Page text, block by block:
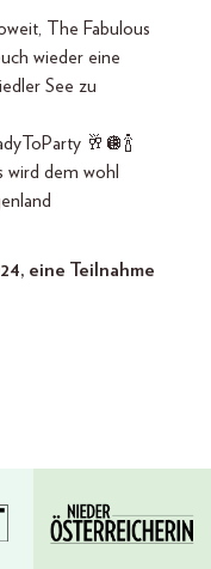
The Fabulous
wieder eine
See zu
🥂🪩🍾
wird dem wohl
eine Teilnahme